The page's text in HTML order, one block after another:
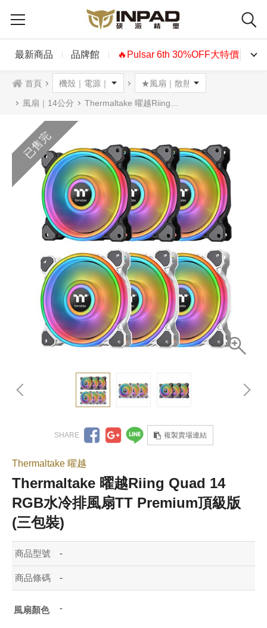
最新商品 品牌館 🔥Pulsar 6th 30%OFF大特價🔥
首頁
風扇｜14公分 Thermaltake 曜越Riing Quad 14 RGB水冷排風扇TT Premium頂級版(三包裝)
已售完
複製賣場連結
Thermaltake 曜越
Thermaltake 曜越Riing Quad 14
RGB水冷排風扇TT Premium頂級版
(三包裝)
商品型號 -
商品條碼 -
風扇顏色 -